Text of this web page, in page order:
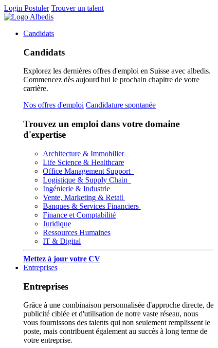
Login Postuler Trouver un talent
Candidats
Candidats
Explorez les dernières offres d'emploi en Suisse avec albedis.
Commencez dès aujourd'hui le prochain chapitre de votre
carrière.
Nos offres d'emploi Candidature spontanée
Trouvez un emploi dans votre domaine
d'expertise
Architecture & Immobilier
Life Science & Healthcare
Office Management Support
Logistique & Supply Chain
Ingénierie & Industrie
Vente, Marketing & Retail
Banques & Services Financiers
Finance et Comptabilité
Juridique
Ressources Humaines
IT & Digital
Mettez à jour votre CV
Entreprises
Entreprises
Grâce à une combinaison personnalisée d'approche directe, de
publicité ciblée et d'utilisation de notre vaste réseau, nous
vous fournissons des talents qui non seulement remplissent le
poste, mais contribuent également au succès à long terme de
votre entreprise.